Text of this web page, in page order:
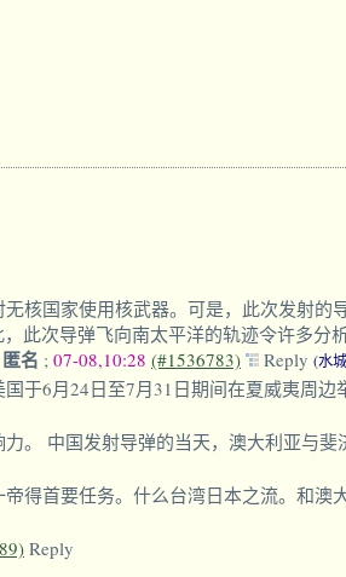
核国家使用核武器。可是，此次发射的
此次导弹飞向南太平洋的轨迹令许多分
匿名 ; 07-08,10:28 (#1536783) Reply (水
6月24日至7月31日期间在夏威夷周边
。 中国发射导弹的当天，澳大利亚与斐
得首要任务。什么台湾日本之流。和澳
Reply